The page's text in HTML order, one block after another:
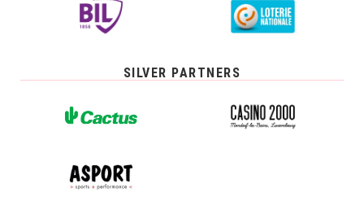
SILVER PARTNERS